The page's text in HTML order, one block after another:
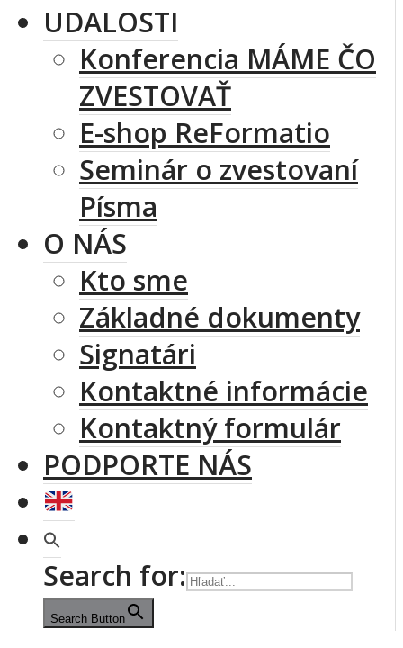
UDALOSTI
Konferencia MÁME ČO
ZVESTOVAŤ
E-shop ReFormatio
Seminár o zvestovaní
Písma
O NÁS
Kto sme
Základné dokumenty
Signatári
Kontaktné informácie
Kontaktný formulár
PODPORTE NÁS
Search for:
Search Button